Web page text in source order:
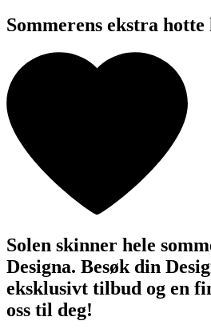
Sommerens ekstra
Solen skinner hele
Designa. Besøk din
eksklusivt tilbud og en
oss til deg!